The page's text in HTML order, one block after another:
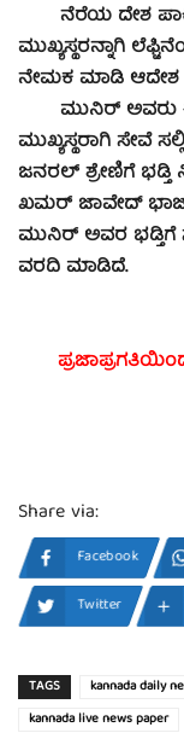
ನೆರೆಯ ದೇಶ
ಮುಖ್ಯಸ್ಥರನ್ನಾಗಿ
ನೇಮಕ ಮಾಡಿ
ಮುನಿರ್ ಅವರು ಈ
ಮುಖ್ಯಸ್ಥರಾಗಿ ಸೇವೆ
ಜನರಲ್ ಶ್ರೇಣಿಗೆ ಭಡ್ತಿ
ಖಮರ್ ಜಾವೇದ್
ಮುನಿರ್ ಅವರ ಭಡ್ತಿಗೆ
ವರದಿ ಮಾಡಿದೆ.
Share via:
Facebook
Twitter
TAGS kannada daily
kannada live news paper